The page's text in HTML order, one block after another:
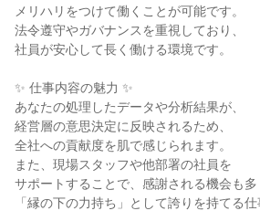
メリハリをつけて働くことが可能です。
法令遵守やガバナンスを重視しており、
社員が安心して長く働ける環境です。
✨ 仕事内容の魅力 ✨
あなたの処理したデータや分析結果が、
経営層の意思決定に反映されるため、
全社への貢献度を肌で感じられます。
また、現場スタッフや他部署の社員を
サポートすることで、感謝される機会も多
「縁の下の力持ち」として誇りを持てる仕